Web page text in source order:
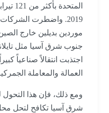
2019. واضطرت الشركات
موردين بديلين خارج الصين،
جنوب شرق آسيا مثل تايلاند
اجتذبت انتقالاً صناعياً
العمالة والمعاملة الجمركية
ومع ذلك، فإن هذا التحول
شرق آسيا تكافح لتحل محل